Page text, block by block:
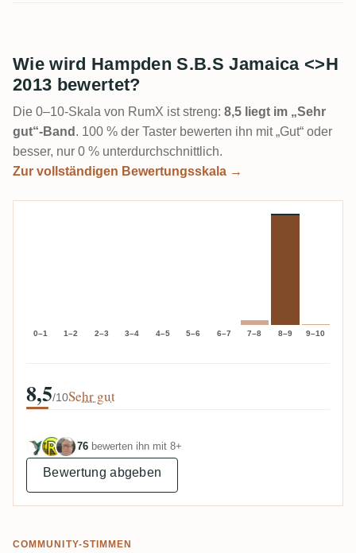
Wie wird Hampden S.B.S Jamaica <>H
2013 bewertet?
Die 0–10-Skala von RumX ist streng: 8,5 liegt im „Sehr
gut“-Band . 100 % der Taster bewerten ihn mit „Gut“ oder
besser, nur 0 % unterdurchschnittlich.
Zur vollständigen Bewertungsskala →
0–1 1–2 2–3 3–4 4–5 5–6 6–7 7–8 8–9 9–10
8,5/10Sehr gut
76 bewerten ihn mit 8+
Bewertung abgeben
COMMUNITY-STIMMEN